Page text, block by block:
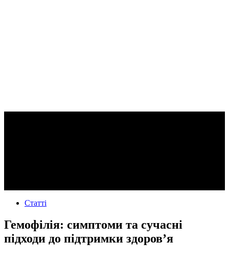
Статті
Гемофілія: симптоми та сучасні
підходи до підтримки здоров’я